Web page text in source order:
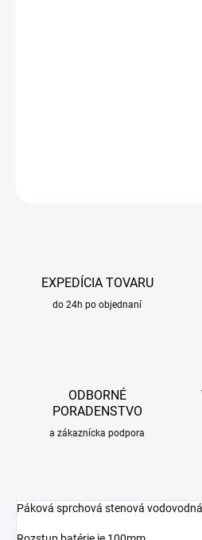
EXPEDÍCIA TOVARU
do 24h po objednaní
ODBORNÉ
PORADENSTVO
a zákaznícka podpora
Páková sprchová stenová